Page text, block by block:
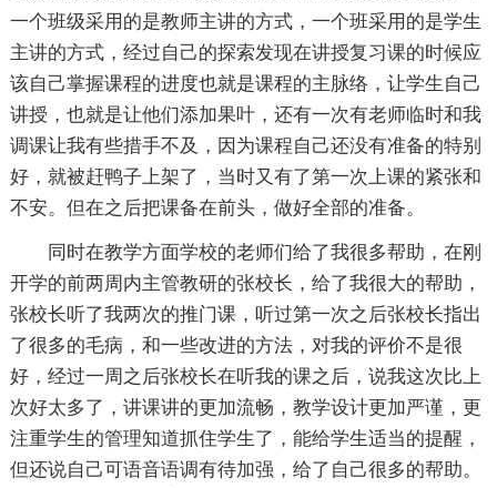
一个班级采用的是教师主讲的方式，一个班采用的是学生
主讲的方式，经过自己的探索发现在讲授复习课的时候应
该自己掌握课程的进度也就是课程的主脉络，让学生自己
讲授，也就是让他们添加果叶，还有一次有老师临时和我
调课让我有些措手不及，因为课程自己还没有准备的特别
好，就被赶鸭子上架了，当时又有了第一次上课的紧张和
不安。但在之后把课备在前头，做好全部的准备。
同时在教学方面学校的老师们给了我很多帮助，在刚
开学的前两周内主管教研的张校长，给了我很大的帮助，
张校长听了我两次的推门课，听过第一次之后张校长指出
了很多的毛病，和一些改进的方法，对我的评价不是很
好，经过一周之后张校长在听我的课之后，说我这次比上
次好太多了，讲课讲的更加流畅，教学设计更加严谨，更
注重学生的管理知道抓住学生了，能给学生适当的提醒，
但还说自己可语音语调有待加强，给了自己很多的帮助。